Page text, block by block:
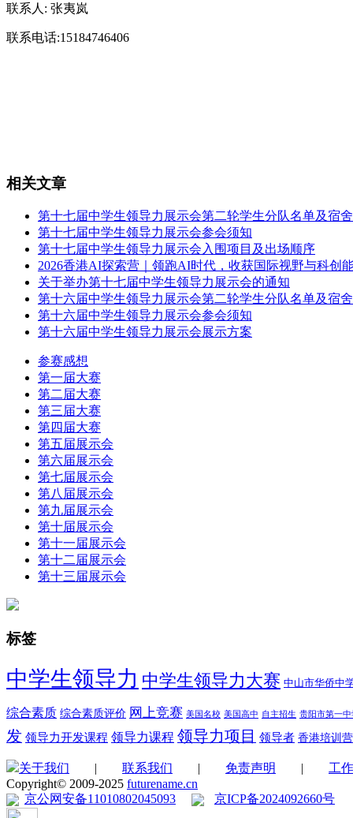
联系人: 张夷岚
联系电话:15184746406
相关文章
第十七届中学生领导力展示会第二轮学生分队名单及宿
第十七届中学生领导力展示会参会须知
第十七届中学生领导力展示会入围项目及出场顺序
2026香港AI探索营｜领跑AI时代，收获国际视野与科创
关于举办第十七届中学生领导力展示会的通知
第十六届中学生领导力展示会第二轮学生分队名单及宿
第十六届中学生领导力展示会参会须知
第十六届中学生领导力展示会展示方案
参赛感想
第一届大赛
第二届大赛
第三届大赛
第四届大赛
第五届展示会
第六届展示会
第七届展示会
第八届展示会
第九届展示会
第十届展示会
第十一届展示会
第十二届展示会
第十三届展示会
标签
中学生领导力 中学生领导力大赛 中山市华侨中
综合素质 综合素质评价 网上竞赛 美国名校 美国高中 自主招生 贵阳市第一中
发 领导力开发课程 领导力课程 领导力项目 领导者 香港培训营
关于我们 | 联系我们 | 免责声明 | 工
Copyright© 2009-2025 futurename.cn
京公网安备11010802045093
京ICP备2024092660号